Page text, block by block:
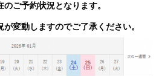
のご予約状況となります。
変動しますのでご了承ください。